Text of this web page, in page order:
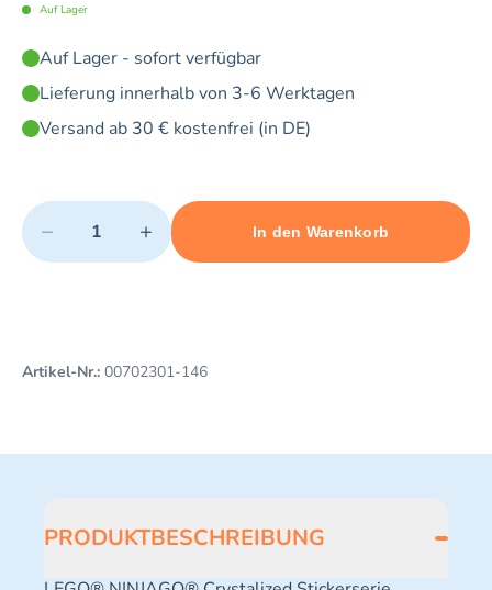
Auf Lager
Auf Lager - sofort verfügbar
Lieferung innerhalb von 3-6 Werktagen
Versand ab 30 € kostenfrei (in DE)
Quantity
− +
Minimum quantity: 1 Maximum quantity: 3
In den Warenkorb
Add 1 item to cart
Artikel-Nr.: 00702301-146
PRODUKTBESCHREIBUNG